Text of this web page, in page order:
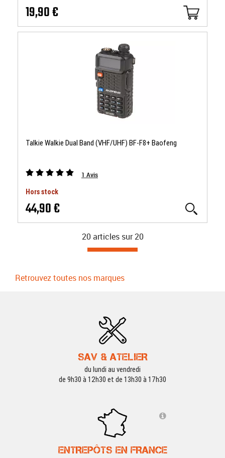
19,90 €
Talkie Walkie Dual Band (VHF/UHF) BF-F8+ Baofeng
1 Avis
Hors stock
44,90 €
20 articles sur 20
Retrouvez toutes nos marques
SAV & ATELIER
du lundi au vendredi
de 9h30 à 12h30 et de 13h30 à 17h30
ENTREPÔTS EN FRANCE